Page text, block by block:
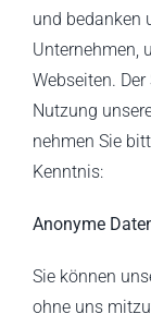
und bedanken
Unternehmen,
Webseiten.
Nutzung
nehmen Sie
Kenntnis:
Anonyme
Sie können
ohne uns